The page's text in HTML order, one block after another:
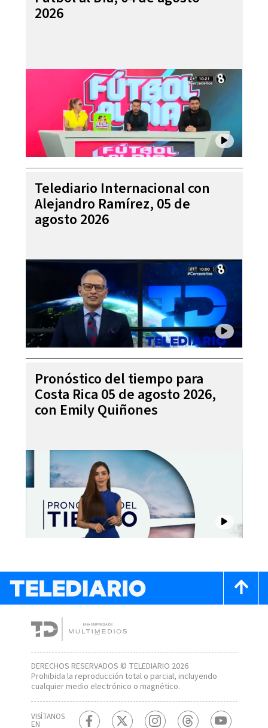
2026
Telediario Internacional con
Alejandro Ramírez, 05 de
agosto 2026
Pronóstico del tiempo para
Costa Rica 05 de agosto 2026,
con Emily Quiñones
DERECHOS RESERVADOS © TELEDIARIO 2026
Prohibida la reproducción total o parcial, incluyendo
cualquier medio electrónico o magnético.
VISÍTANOS
EN